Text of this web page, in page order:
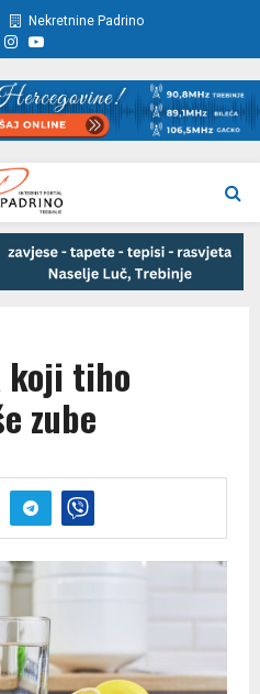
Nekretnine Padrino
Instagram
Youtube
koji tiho
zube